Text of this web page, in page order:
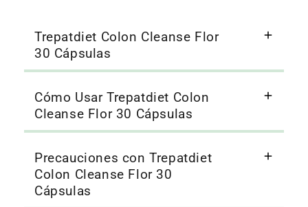
Trepatdiet Colon Cleanse Flor
30 Cápsulas
Cómo Usar Trepatdiet Colon
Cleanse Flor 30 Cápsulas
Precauciones con Trepatdiet
Colon Cleanse Flor 30
Cápsulas